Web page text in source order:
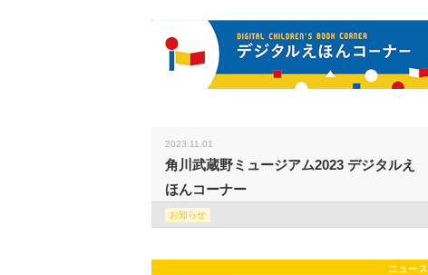
2023.11.01
角川武蔵野ミュージアム2023 デジタルえ
ほんコーナー
お知らせ
ニュース